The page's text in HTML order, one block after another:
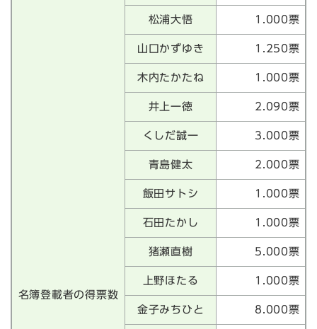
名簿登載者の得票数
松浦大悟 1.000票
山口かずゆき 1.250票
木内たかたね 1.000票
井上一徳 2.090票
くしだ誠一 3.000票
青島健太 2.000票
飯田サトシ 1.000票
石田たかし 1.000票
猪瀬直樹 5.000票
上野ほたる 1.000票
金子みちひと 8.000票